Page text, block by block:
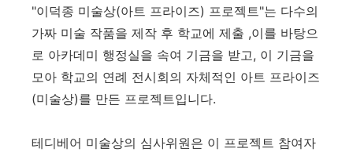
"이덕종 미술상(아트 프라이즈) 프로젝트"는 다수의
가짜 미술 작품을 제작 후 학교에 제출 ,이를 바탕으
로 아카데미 행정실을 속여 기금을 받고, 이 기금을
모아 학교의 연례 전시회의 자체적인 아트 프라이즈
(미술상)를 만든 프로젝트입니다.
테디베어 미술상의 심사위원은 이 프로젝트 참여자